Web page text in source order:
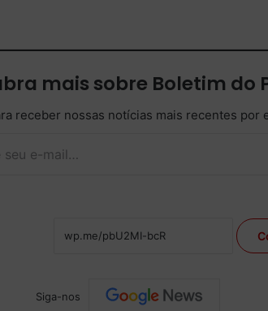
mais sobre Boletim do
receber nossas notícias mais recentes por
Siga-nos